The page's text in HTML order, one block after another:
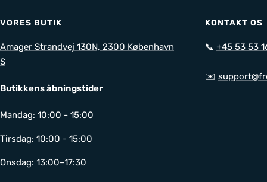
VORES BUTIK
Amager Strandvej 130N, 2300 København
S
Butikkens åbningstider
Mandag: 10:00 - 15:00
Tirsdag: 10:00 - 15:00
Onsdag: 13:00–17:30
KONTAKT OS
📞 +45 53 53
✉️